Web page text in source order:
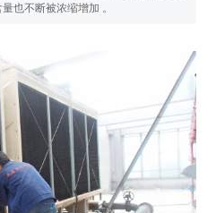
也不断被浓缩增加 。